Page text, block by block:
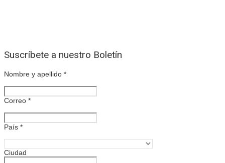
Suscríbete a nuestro Boletín
Nombre y apellido *
Correo *
País *
Ciudad